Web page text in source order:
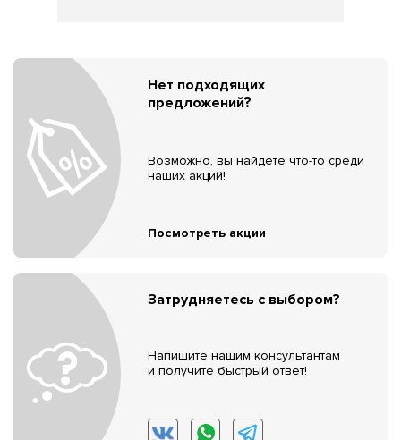
Нет подходящих
предложений?
Возможно, вы найдёте что-то среди
наших акций!
Посмотреть акции
Затрудняетесь с выбором?
Напишите нашим консультантам
и получите быстрый ответ!